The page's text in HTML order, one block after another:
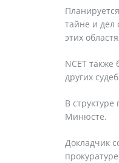
тайне и дел
этих
NCET
других
В
Минюсте.
Докладчик